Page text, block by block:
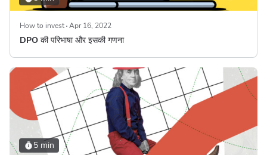
How to invest Apr 16, 2022
DPO की परिभाषा और इसकी गणना
5 min